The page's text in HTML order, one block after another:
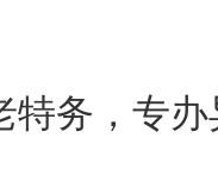
务，专办